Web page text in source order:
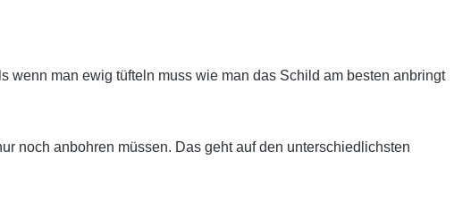
man ewig tüfteln muss wie man das Schild am besten anbringt
noch anbohren müssen. Das geht auf den unterschiedlichsten